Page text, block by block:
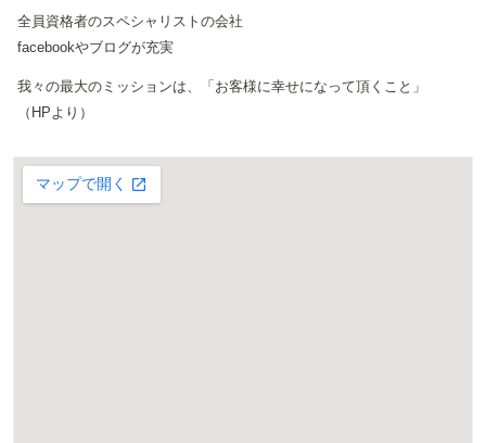
全員資格者のスペシャリストの会社
facebookやブログが充実
我々の最大のミッションは、「お客様に幸せになって頂くこと」
（HPより）